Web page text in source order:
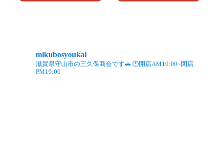
mikubosyoukai
滋賀県守山市の三久保商会です🚗 🕐開店AM10:00~閉店
PM19:00